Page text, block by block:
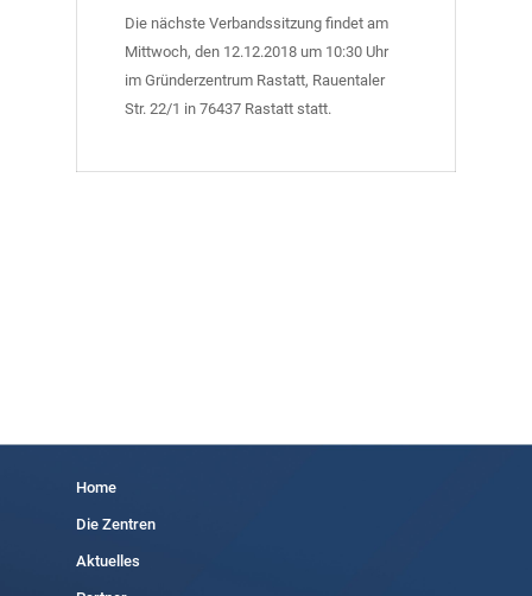
Die nächste Verbandssitzung findet am
Mittwoch, den 12.12.2018 um 10:30 Uhr
im Gründerzentrum Rastatt, Rauentaler
Str. 22/1 in 76437 Rastatt statt.
Home
Die Zentren
Aktuelles